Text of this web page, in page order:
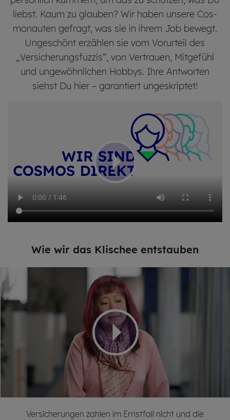
liebst. Kaum zu glauben? Wir haben unsere Cos­
mo­nauten gefragt, was sie in ihrem Job bewegt.
Unge­schönt erzählen sie vom Vorurteil des
„Versicherungs­fuzzis“, von Vertrauen, Mitgefühl
und unge­wöhnlichen Hobbys. Ihre Antworten
siehst Du hier – garantiert ungeskriptet!
Wie wir das Kli­schee ent­stau­ben
Versicherungen zahlen im Ernstfall nicht und die